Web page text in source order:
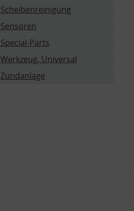
Scheibenreinigung
Sensoren
Special-Parts
Werkzeug, Universal
Zündanlage